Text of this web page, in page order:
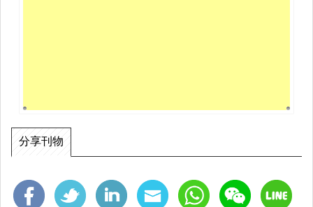
分享刊物